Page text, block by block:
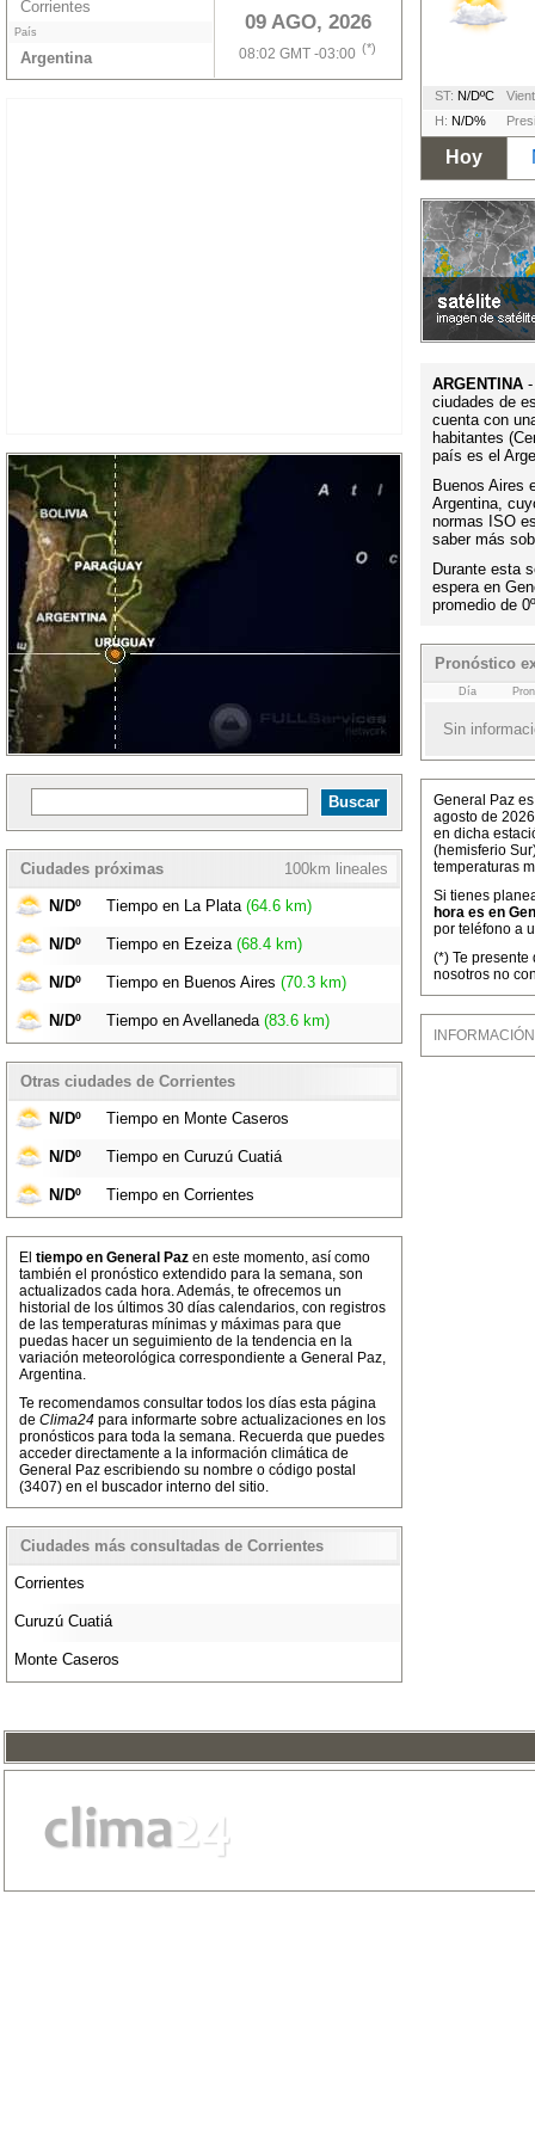
09 AGO, 2026
08:02 GMT -03:00 (*)
Corrientes
País
Argentina
100km lineales
Ciudades próximas
N/Dº Tiempo en La Plata(64.6 km)
N/Dº Tiempo en Ezeiza(68.4 km)
N/Dº Tiempo en Buenos Aires (70.3 km)
N/Dº Tiempo en Avellaneda(83.6 km)
Otras ciudades de Corrientes
N/Dº Tiempo en Monte Caseros
N/Dº Tiempo en Curuzú Cuatiá
N/Dº Tiempo en Corrientes
El tiempo en General Paz en este momento, así como
también el pronóstico extendido para la semana, son
actualizados cada hora. Además, te ofrecemos un
historial de los últimos 30 días calendarios, con registros
de las temperaturas mínimas y máximas para que
puedas hacer un seguimiento de la tendencia en la
variación meteorológica correspondiente a General Paz,
Argentina.
Te recomendamos consultar todos los días esta página
de Clima24 para informarte sobre actualizaciones en los
pronósticos para toda la semana. Recuerda que puedes
acceder directamente a la información climática de
General Paz escribiendo su nombre o código postal
(3407) en el buscador interno del sitio.
Ciudades más consultadas de Corrientes
Corrientes
Curuzú Cuatiá
Monte Caseros
ST: N/DºC
H: N/D%
Hoy
ARGENTINA
ciudades de
cuenta con
habitantes
país es el
Buenos Aires
Argentina,
normas ISO
saber más
Durante esta
espera en
promedio de
Pronóstico
Día
Sin
General Paz
agosto de
en dicha
(hemisferio
temperaturas
Si tienes
hora es en
por teléfono a
(*) Te
nosotros no